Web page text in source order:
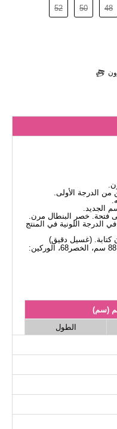
48
50
52
الدرجة الأولى.
الجديد.
فتحة. خصر البنطال مرن.
اللونية في المنتج
الطول: 165 سم، الصدر: 88 سم، الخصر68، الوركين:
(سم)
الطول
97-130